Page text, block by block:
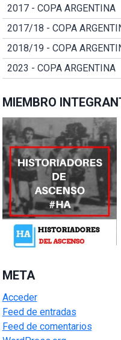
2017 - COPA ARGENTINA
2017/18 - COPA
2018/19 - COPA
2023 - COPA ARGENTINA
MIEMBRO
META
Acceder
Feed de entradas
Feed de comentarios